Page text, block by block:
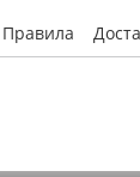
Правила